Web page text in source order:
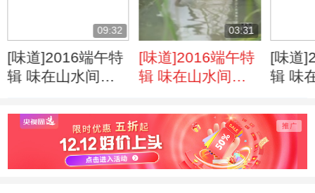
09:32
[味道]2016端午特
辑 味在山水间
用鳝之道
03:31
[味道]2016端午特
辑 味在山水间
捕鳝之道
[味道
辑 味
生鱼片